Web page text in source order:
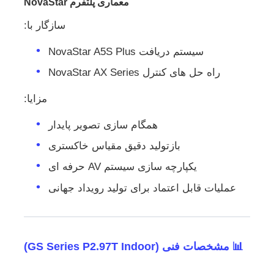
معماری پلتفرم NovaStar
سازگار با:
سیستم دریافت NovaStar A5S Plus
راه حل های کنترل NovaStar AX Series
مزایا:
همگام سازی تصویر پایدار
بازتولید دقیق مقیاس خاکستری
یکپارچه سازی سیستم AV حرفه ای
عملیات قابل اعتماد برای تولید رویداد جهانی
📊 مشخصات فنی (GS Series P2.97T Indoor)